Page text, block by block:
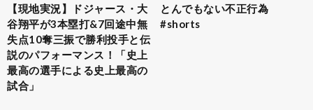
【現地実況】ドジャース・大
谷翔平が3本塁打&7回途中無
失点10奪三振で勝利投手と伝
説のパフォーマンス！「史上
最高の選手による史上最高の
試合」
とんでもない不正行為
#shorts